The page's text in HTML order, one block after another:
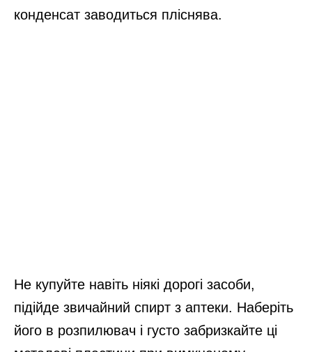
конденсат заводиться пліснява.
Не купуйте навіть ніякі дорогі засоби,
підійде звичайний спирт з аптеки. Наберіть
його в розпилювач і густо забризкайте ці